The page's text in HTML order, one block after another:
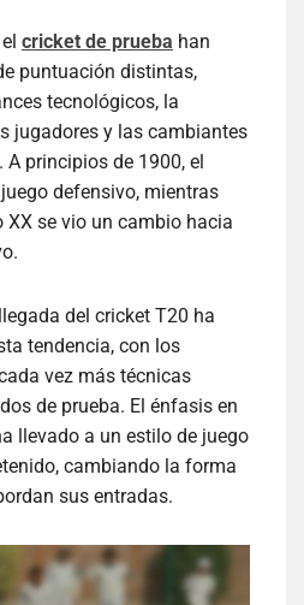
cricket de prueba han
puntuación distintas,
tecnológicos, la
jugadores y las cambiantes
principios de 1900, el
defensivo, mientras
se vio un cambio hacia
del cricket T20 ha
tendencia, con los
vez más técnicas
de prueba. El énfasis en
llevado a un estilo de juego
cambiando la forma
sus entradas.